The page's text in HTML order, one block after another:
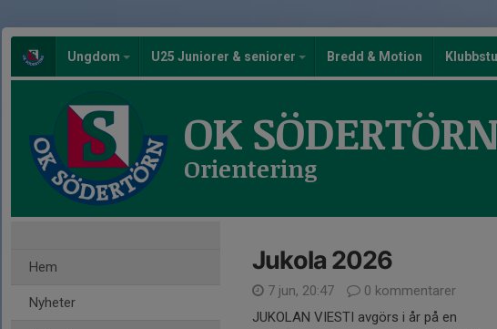
Ungdom U25 Juniorer & seniorer Bredd & Motion
OK
Orientering
Hem
Nyheter
Jukola 2026
7 jun, 20:47
0 kommentarer
JUKOLAN VIESTI avgörs i år på en